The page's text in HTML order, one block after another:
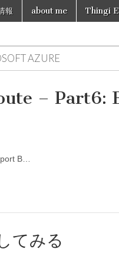
報 about me Thingi
AZURE
– Part6:
B…
てみる